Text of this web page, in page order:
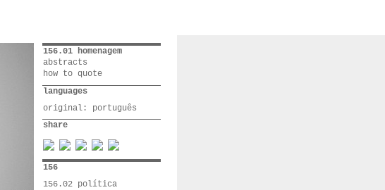
156.01 homenagem
abstracts
how to quote
languages
original: português
share
156
156.02 política